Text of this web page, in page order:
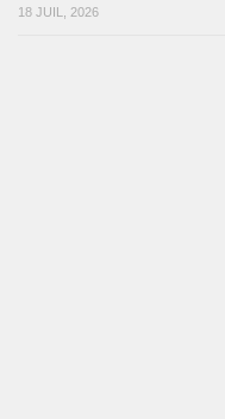
18 JUIL, 2026